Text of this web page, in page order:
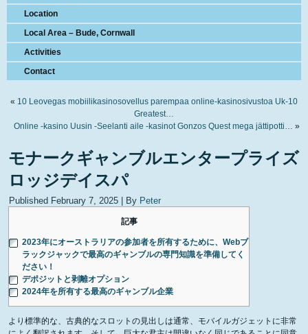
Location
Local Area – Bude, Cornwall
Activities
Contact
« 10 Leovegas mobiilikasinosovellus parempaa online-kasinosivustoa Uk-10
Greatest…
Online -kasino Uusin -Seelanti aile -kasinot Gonzos Quest mega jättipotti… »
モナークギャンブルエンタープライズ
ロッジデイスパ
Published February 7, 2025 By Peter
記事
2023年にオーストラリアの参加者を所有するために、Webブ
ラックジャックで最高のギャンブルの専門知識を準備してく
ださい！
デポジットと剥離オプション
2024年を所有する最高のギャンブル企業
より標準的な、古典的なスロットの見出しは通常、モバイルガジェットに非常